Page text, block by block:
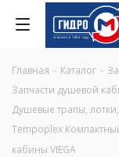
Главная - Каталог -
Запчасти душевой
Душевые трапы,
Tempoplex
кабины VIEGA